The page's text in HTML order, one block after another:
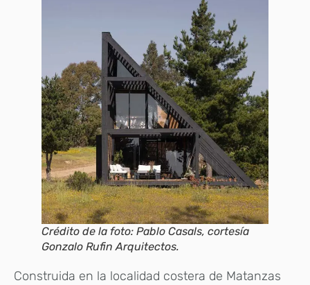
Crédito de la foto: Pablo Casals, cortesía
Gonzalo Rufin Arquitectos.
Construida en la localidad costera de Matanzas